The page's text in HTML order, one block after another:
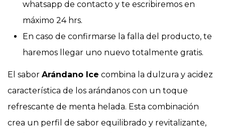
whatsapp de contacto y te escribiremos en
máximo 24 hrs.
En caso de confirmarse la falla del producto, te
haremos llegar uno nuevo totalmente gratis.
El sabor Arándano Ice combina la dulzura y acidez
característica de los arándanos con un toque
refrescante de menta helada. Esta combinación
crea un perfil de sabor equilibrado y revitalizante,